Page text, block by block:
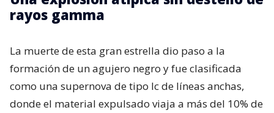
rayos gamma
La muerte de esta gran estrella dio paso a la
formación de un agujero negro y fue clasificada
como una supernova de tipo Ic de líneas anchas,
donde el material expulsado viaja a más del 10% de